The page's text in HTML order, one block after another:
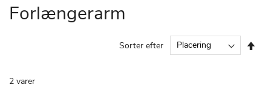
Forlængerarm
2 varer
Sorter efter